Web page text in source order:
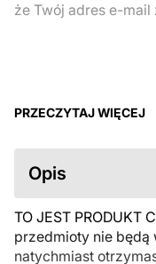
że Twój adres e-
podlegają zwrotowi ani
przed zakupem. Jeśli
skontaktuj się
PRZECZYTAJ WIĘCEJ
Opis
TO JEST PRODUKT
przedmioty nie będą
natychmiast